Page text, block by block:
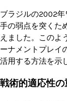
ブラジルの2002
手の弱点を突くた
えました。このよ
ーナメントプレイ
活用する方法を示
戦術的適応性